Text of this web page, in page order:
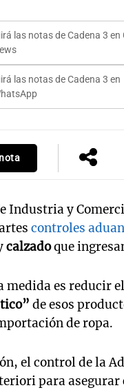
las notas de Cadena 3 en
las notas de Cadena 3 en
Industria y
controles
calzadoque
medida es reducir
de esos
de ropa.
el control de la
para asegurar